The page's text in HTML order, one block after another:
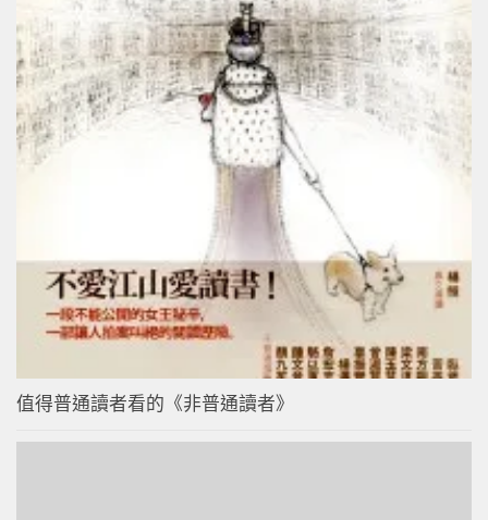
值得普通讀者看的《非普通讀者》